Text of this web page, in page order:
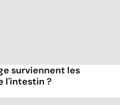
surviennent les
l'intestin ?